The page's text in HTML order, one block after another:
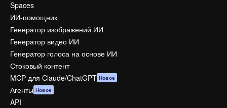
Spaces
ИИ-помощник
Генератор изображений ИИ
Генератор видео ИИ
Генератор голоса на основе ИИ
Стоковый контент
MCP для Claude/ChatGPT Новое
Агенты Новое
API